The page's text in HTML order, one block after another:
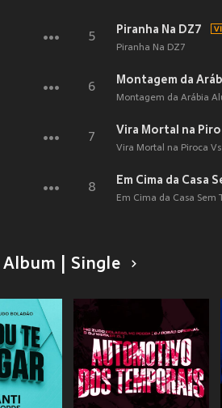
5
Piranha Na DZ7
Piranha Na DZ7
6
Montagem da
Montagem da Arábia
7
Vira Mortal na
Vira Mortal na Piroca
8
Em Cima da Casa
Em Cima da Casa Sem
Album | Single